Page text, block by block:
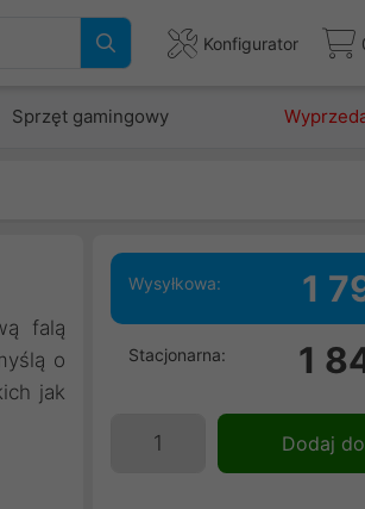
Konfigurator
Sprzęt gamingowy
falą
o
jak
Wysyłkowa: 1
Stacjonarna: 1
Dodaj